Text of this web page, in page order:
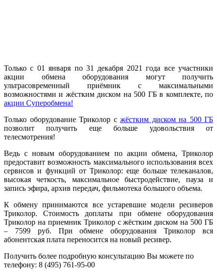
Только с 01 января по 31 декабря 2021 года все участники
акции обмена оборудования могут получить
ультрасовременный приёмник с максимальными
возможностями и жёстким диском на 500 ГБ в комплекте, по
акции Суперобмена!
Только оборудование Триколор с жёстким диском на 500 ГБ
позволит получить еще больше удовольствия от
телесмотрения!
Ведь с новым оборудованием по акции обмена, Триколор
предоставит возможность максимального использования всех
сервисов и функций от Триколор: еще больше телеканалов,
высокая четкость, максимальное быстродействие, пауза и
запись эфира, архив передач, фильмотека большого объема.
К обмену принимаются все устаревшие модели ресиверов
Триколор. Стоимость доплаты при обмене оборудования
Триколор на приемник Триколор с жёстким диском на 500 ГБ
– 7599 руб. При обмене оборудования Триколор вся
абонентская плата переносится на новый ресивер.
Получить более подробную консультацию Вы можете по
телефону: 8 (495) 761-95-00